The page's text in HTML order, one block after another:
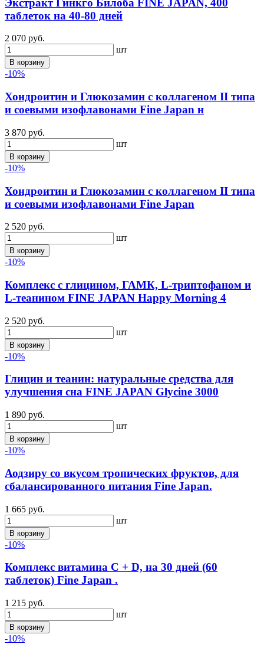
таблеток на 40-80 дней
2 070 руб.
шт
В корзину
-10%
Хондроитин и Глюкозамин с коллагеном II типа
и соевыми изофлавонами Fine Japan н
3 870 руб.
шт
В корзину
-10%
Хондроитин и Глюкозамин с коллагеном II типа
и соевыми изофлавонами Fine Japan
2 520 руб.
шт
В корзину
-10%
Комплекс с глицином, ГАМК, L-триптофаном и
L-теанином FINE JAPAN Happy Morning 4
2 520 руб.
шт
В корзину
-10%
Глицин и теанин: натуральные средства для
улучшения сна FINE JAPAN Glycine 3000
1 890 руб.
шт
В корзину
-10%
Аодзиру со вкусом тропических фруктов, для
сбалансированного питания Fine Japan.
1 665 руб.
шт
В корзину
-10%
Комплекс витамина C + D, на 30 дней (60
таблеток) Fine Japan .
1 215 руб.
шт
В корзину
-10%